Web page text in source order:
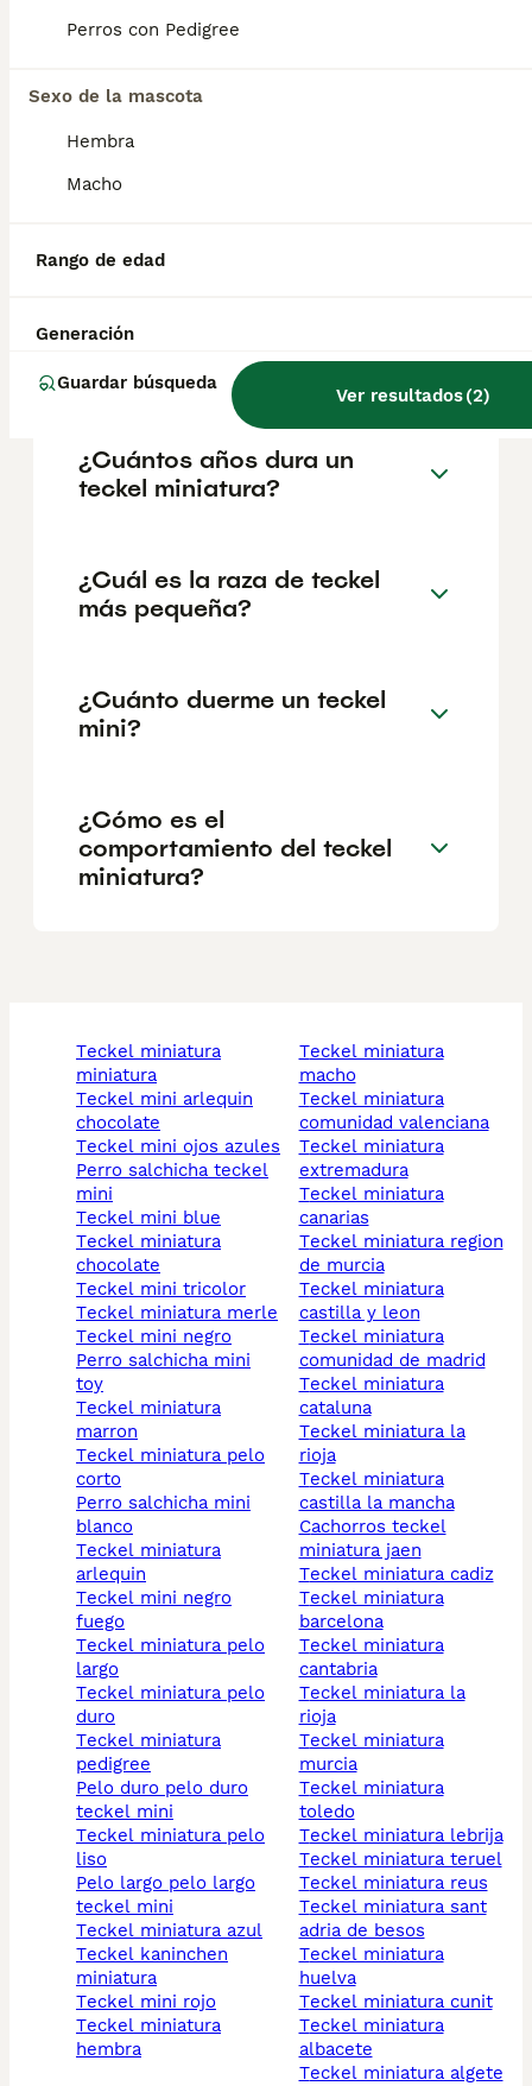
Perros con Pedigree
Sexo de la mascota
Hembra
Macho
Rango de edad
Generación
Guardar búsqueda
Ver resultados(2)
Preguntas frecuentes
922€, aunque los precios pueden variar
reputación del criador y la ubicación.
¿Cuántos años dura un
teckel miniatura?
¿Cuál es la raza de teckel
más pequeña?
¿Cuánto duerme un teckel
mini?
¿Cómo es el
comportamiento del teckel
miniatura?
teckel miniatura
miniatura
teckel mini arlequin
chocolate
teckel mini ojos azules
perro salchicha teckel
mini
teckel mini blue
teckel miniatura
chocolate
teckel mini tricolor
teckel miniatura merle
teckel mini negro
perro salchicha mini
toy
teckel miniatura
marron
teckel miniatura pelo
corto
perro salchicha mini
blanco
teckel miniatura
arlequin
teckel mini negro
fuego
teckel miniatura pelo
largo
teckel miniatura pelo
duro
teckel miniatura
pedigree
pelo duro pelo duro
teckel mini
teckel miniatura pelo
liso
pelo largo pelo largo
teckel mini
teckel miniatura azul
teckel kaninchen
miniatura
teckel mini rojo
teckel miniatura
hembra
teckel miniatura
macho
teckel miniatura
comunidad valenciana
teckel miniatura
extremadura
teckel miniatura
canarias
teckel miniatura region
de murcia
teckel miniatura
castilla y leon
teckel miniatura
comunidad de madrid
teckel miniatura
cataluna
teckel miniatura la
rioja
teckel miniatura
castilla la mancha
cachorros teckel
miniatura jaen
teckel miniatura cadiz
teckel miniatura
barcelona
teckel miniatura
cantabria
teckel miniatura la
rioja
teckel miniatura
murcia
teckel miniatura
toledo
teckel miniatura lebrija
teckel miniatura teruel
teckel miniatura reus
teckel miniatura sant
adria de besos
teckel miniatura
huelva
teckel miniatura cunit
teckel miniatura
albacete
teckel miniatura algete